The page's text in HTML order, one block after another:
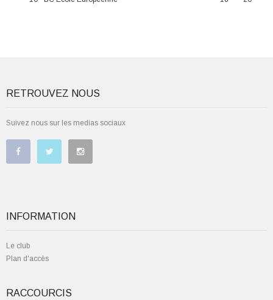
RETROUVEZ NOUS
Suivez nous sur les medias sociaux
INFORMATION
Le club
Plan d'accès
RACCOURCIS